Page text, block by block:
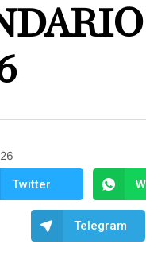
Twitter
Telegram